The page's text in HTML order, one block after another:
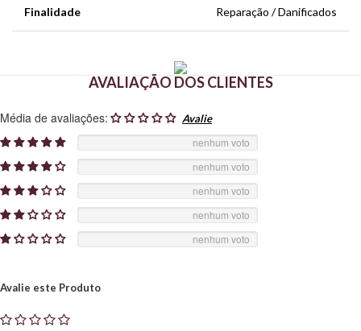
Finalidade Reparação / Danificados
AVALIAÇÃO DOS CLIENTES
Média de avaliações:
nenhum voto
nenhum voto
nenhum voto
nenhum voto
nenhum voto
Avalie este Produto